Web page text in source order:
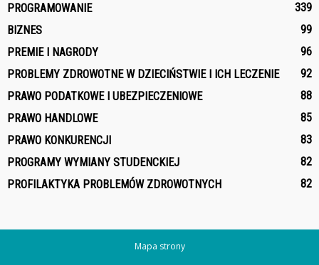
PROGRAMOWANIE
339
BIZNES
99
PREMIE I NAGRODY
96
PROBLEMY ZDROWOTNE W DZIECIŃSTWIE I ICH LECZENIE
92
PRAWO PODATKOWE I UBEZPIECZENIOWE
88
PRAWO HANDLOWE
85
PRAWO KONKURENCJI
83
PROGRAMY WYMIANY STUDENCKIEJ
82
PROFILAKTYKA PROBLEMÓW ZDROWOTNYCH
82
Mapa strony